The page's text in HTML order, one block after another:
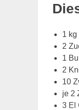
1 kg
2
1
2
10
je 2
3 El